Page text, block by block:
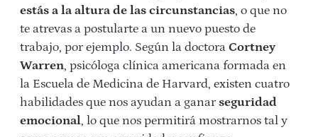
estás a la altura de las circunstancias, o que no
te atrevas a postularte a un nuevo puesto de
trabajo, por ejemplo. Según la doctora Cortney
Warren, psicóloga clínica americana formada en
la Escuela de Medicina de Harvard, existen cuatro
habilidades que nos ayudan a ganarseguridad
emocional, lo que nos permitirá mostrarnos tal y